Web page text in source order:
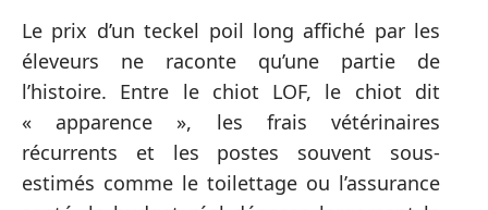
Le prix d’un teckel poil long affiché par les
éleveurs ne raconte qu’une partie de
l’histoire. Entre le chiot LOF, le chiot dit
« apparence », les frais vétérinaires
récurrents et les postes souvent sous-
estimés comme le toilettage ou l’assurance